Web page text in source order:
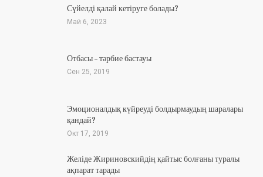
Сүйелді қалай кетіруге болады?
Май 6, 2023
Отбасы – тәрбие бастауы
Сен 25, 2019
Эмоционалдық күйреуді болдырмаудың шаралары
қандай?
Окт 17, 2019
Желіде Жириновскийдің қайтыс болғаны туралы
ақпарат тарады